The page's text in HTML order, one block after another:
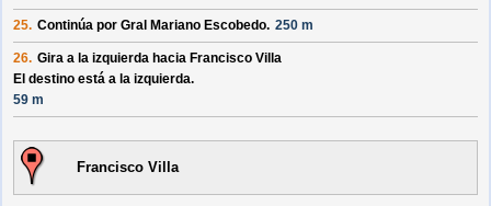
25. Continúa por Gral Mariano Escobedo. 250 m
26. Gira a la izquierda hacia Francisco Villa
El destino está a la izquierda.
59 m
Francisco Villa